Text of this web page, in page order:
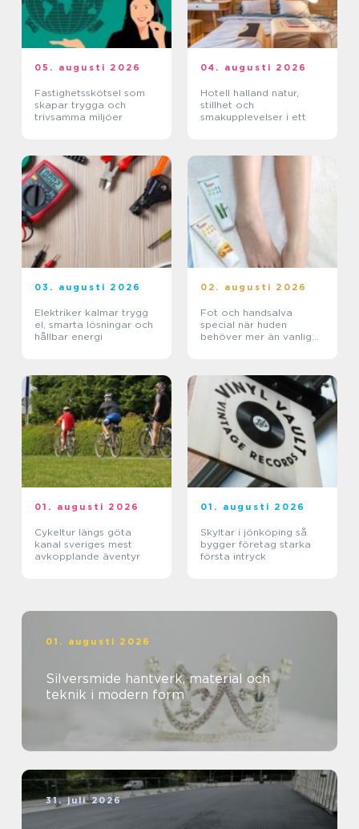
05. augusti 2026
Fastighetsskötsel som
skapar trygga och
trivsamma miljöer
04. augusti 2026
Hotell halland natur,
stillhet och
smakupplevelser i ett
03. augusti 2026
Elektriker kalmar trygg
el, smarta lösningar och
hållbar energi
02. augusti 2026
Fot och handsalva
special när huden
behöver mer än vanlig
01. augusti 2026
Cykeltur längs göta
kanal sveriges mest
avkopplande äventyr
01. augusti 2026
Skyltar i jönköping så
bygger företag starka
första intryck
01. augusti 2026
Silversmide hantverk, material och
teknik i modern form
31. juli 2026